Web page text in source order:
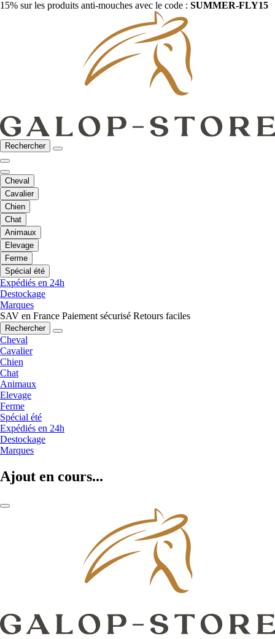
15% sur les produits anti-mouches avec le code : SUMMER-FLY15
Rechercher
Cheval
Cavalier
Chien
Chat
Animaux
Elevage
Ferme
Spécial été
Expédiés en 24h
Destockage
Marques
SAV en France Paiement sécurisé Retours faciles
Rechercher
Cheval
Cavalier
Chien
Chat
Animaux
Elevage
Ferme
Spécial été
Expédiés en 24h
Destockage
Marques
Ajout en cours...